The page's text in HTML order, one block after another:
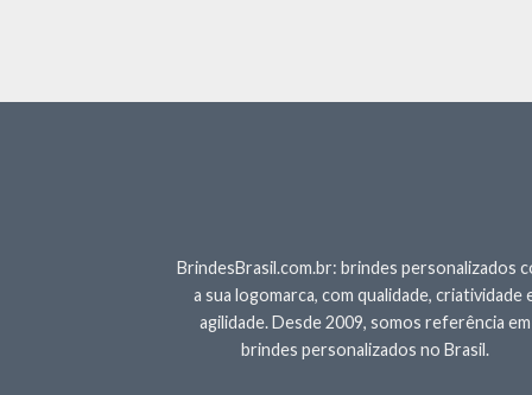
BrindesBrasil.com.br: brindes personalizados
a sua logomarca, com qualidade, criatividade
agilidade. Desde 2009, somos referência em
brindes personalizados no Brasil.